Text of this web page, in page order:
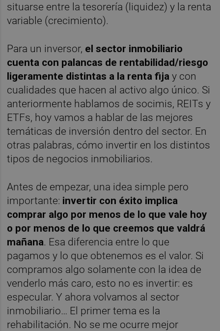
situarse entre la tesorería (liquidez) y la renta
variable (crecimiento).
Para un inversor, el sector inmobiliario
cuenta con palancas de rentabilidad/riesgo
ligeramente distintas a la renta fija y con
cualidades que hacen al activo algo único. Si
anteriormente hablamos de socimis, REITs y
ETFs, hoy vamos a hablar de las mejores
temáticas de inversión dentro del sector. En
otras palabras, cómo invertir en los distintos
tipos de negocios inmobiliarios.
Antes de empezar, una idea simple pero
importante: invertir con éxito implica
comprar algo por menos de lo que vale hoy
o por menos de lo que creemos que valdrá
mañana. Esa diferencia entre lo que
pagamos y lo que obtenemos es el valor. Si
compramos algo solamente con la idea de
venderlo más caro, esto no es invertir: es
especular. Y ahora volvamos al sector
inmobiliario… El primer tema es la
rehabilitación. No se me ocurre mejor